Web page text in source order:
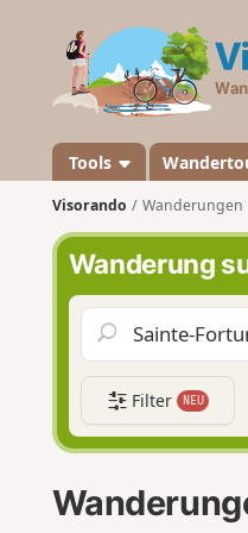
Tools
Visorando Wanderungen
Wanderung
Filter NEU